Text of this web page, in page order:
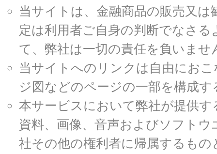
当サイトは、金融商品の販売又
定は利用者ご自身の判断でなさ
て、弊社は一切の責任を負いませ
当サイトへのリンクは自由にお
ジ図などのページの一部を構成
本サービスにおいて弊社が提供
資料、画像、音声およびソフト
社その他の権利者に帰属するも